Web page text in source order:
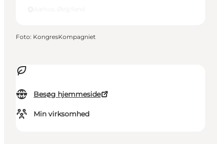
Besøg hjemmeside
Min virksomhed
Foto: KongresKompagniet